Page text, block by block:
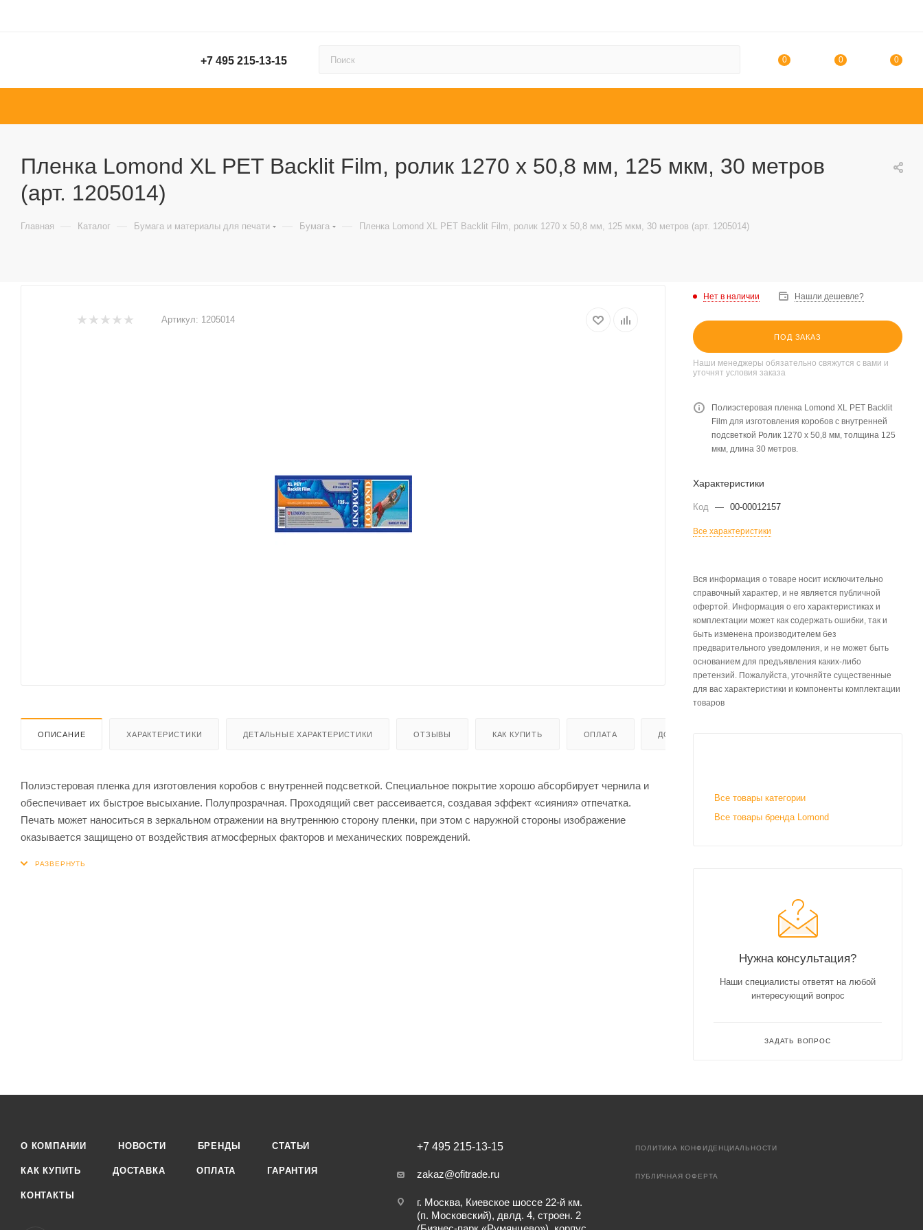
+7 495 215-13-15 0 0 0
Пленка Lomond XL PET Backlit Film, ролик 1270 х 50,8 мм, 125 мкм, 30 метров
(арт. 1205014)
Главная — Каталог — Бумага и материалы для печати — Бумага — Пленка Lomond XL PET Backlit Film, ролик 1270 х 50,8 мм, 125 мкм, 30 метров (арт. 1205014)
Артикул: 1205014
ОПИСАНИЕ ХАРАКТЕРИСТИКИ ДЕТАЛЬНЫЕ ХАРАКТЕРИСТИКИ ОТЗЫВЫ КАК КУПИТЬ ОПЛАТА ДОСТАВКА
Полиэстеровая пленка для изготовления коробов с внутренней подсветкой. Специальное покрытие хорошо абсорбирует чернила и
обеспечивает их быстрое высыхание. Полупрозрачная. Проходящий свет рассеивается, создавая эффект «сияния» отпечатка.
Печать может наноситься в зеркальном отражении на внутреннюю сторону пленки, при этом с наружной стороны изображение
оказывается защищено от воздействия атмосферных факторов и механических повреждений.
Нет в наличии Нашли дешевле?
ПОД ЗАКАЗ
Наши менеджеры обязательно свяжутся с вами и
уточнят условия заказа
Полиэстеровая пленка Lomond XL PET Backlit
Film для изготовления коробов с внутренней
подсветкой Ролик 1270 х 50,8 мм, толщина 125
мкм, длина 30 метров.
Характеристики
Код — 00-00012157
Все характеристики
Вся информация о товаре носит исключительно
справочный характер, и не является публичной
офертой. Информация о его характеристиках и
комплектации может как содержать ошибки, так и
быть изменена производителем без
предварительного уведомления, и не может быть
основанием для предъявления каких-либо
претензий. Пожалуйста, уточняйте существенные
для вас характеристики и компоненты комплектации
товаров
Все товары категории
Все товары бренда Lomond
Нужна консультация?
Наши специалисты ответят на любой
интересующий вопрос
ЗАДАТЬ ВОПРОС
О КОМПАНИИ НОВОСТИ БРЕНДЫ СТАТЬИ
КАК КУПИТЬ ДОСТАВКА ОПЛАТА ГАРАНТИЯ
КОНТАКТЫ
+7 495 215-13-15
zakaz@ofitrade.ru
г. Москва, Киевское шоссе 22-й км.
(п. Московский), двлд. 4, строен. 2
ПОЛИТИКА КОНФИДЕНЦИАЛЬНОСТИ
ПУБЛИЧНАЯ ОФЕРТА